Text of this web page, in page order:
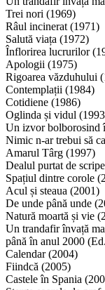
Trei nori (1969)
Râul incinerat (1971)
Salută viața (1972)
Înflorirea lucrurilor
Apologii (1975)
Rigoarea văzduhului
Contemplații (1984)
Cotidiene (1986)
Oglinda și vidul
Un izvor bolborosind
Nimic n-ar trebui să
Amarul Târg (1997)
Dealul purtat de
Spațiul dintre corole
Acul și steaua (2001)
De unde până unde
Natură moartă și vie
Un trandafir învață
până în anul 2000
Calendar (2004)
Fiindcă (2005)
Castele în Spania